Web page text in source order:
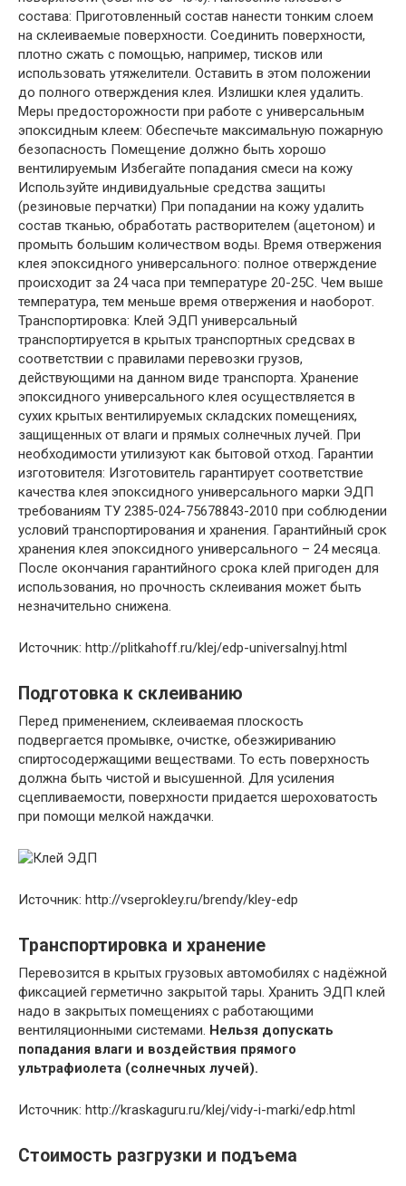
состава: Приготовленный состав нанести тонким слоем
на склеиваемые поверхности. Соединить поверхности,
плотно сжать с помощью, например, тисков или
использовать утяжелители. Оставить в этом положении
до полного отверждения клея. Излишки клея удалить.
Меры предосторожности при работе с универсальным
эпоксидным клеем: Обеспечьте максимальную пожарную
безопасность Помещение должно быть хорошо
вентилируемым Избегайте попадания смеси на кожу
Используйте индивидуальные средства защиты
(резиновые перчатки) При попадании на кожу удалить
состав тканью, обработать растворителем (ацетоном) и
промыть большим количеством воды. Время отвержения
клея эпоксидного универсального: полное отверждение
происходит за 24 часа при температуре 20-25С. Чем выше
температура, тем меньше время отвержения и наоборот.
Транспортировка: Клей ЭДП универсальный
транспортируется в крытых транспортных средсвах в
соответствии с правилами перевозки грузов,
действующими на данном виде транспорта. Хранение
эпоксидного универсального клея осуществляется в
сухих крытых вентилируемых складских помещениях,
защищенных от влаги и прямых солнечных лучей. При
необходимости утилизуют как бытовой отход. Гарантии
изготовителя: Изготовитель гарантирует соответствие
качества клея эпоксидного универсального марки ЭДП
требованиям ТУ 2385-024-75678843-2010 при соблюдении
условий транспортирования и хранения. Гарантийный срок
хранения клея эпоксидного универсального – 24 месяца.
После окончания гарантийного срока клей пригоден для
использования, но прочность склеивания может быть
незначительно снижена.
Источник: http://plitkahoff.ru/klej/edp-universalnyj.html
Подготовка к склеиванию
Перед применением, склеиваемая плоскость
подвергается промывке, очистке, обезжириванию
спиртосодержащими веществами. То есть поверхность
должна быть чистой и высушенной. Для усиления
сцепливаемости, поверхности придается шероховатость
при помощи мелкой наждачки.
Источник: http://vseprokley.ru/brendy/kley-edp
Транспортировка и хранение
Перевозится в крытых грузовых автомобилях с надёжной
фиксацией герметично закрытой тары. Хранить ЭДП клей
надо в закрытых помещениях с работающими
вентиляционными системами. Нельзя допускать
попадания влаги и воздействия прямого
ультрафиолета (солнечных лучей).
Источник: http://kraskaguru.ru/klej/vidy-i-marki/edp.html
Стоимость разгрузки и подъема